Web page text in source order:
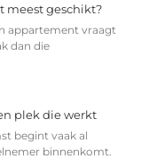
meest geschikt?
appartement vraagt
dan die
plek die werkt
begint vaak al
binnenkomt.